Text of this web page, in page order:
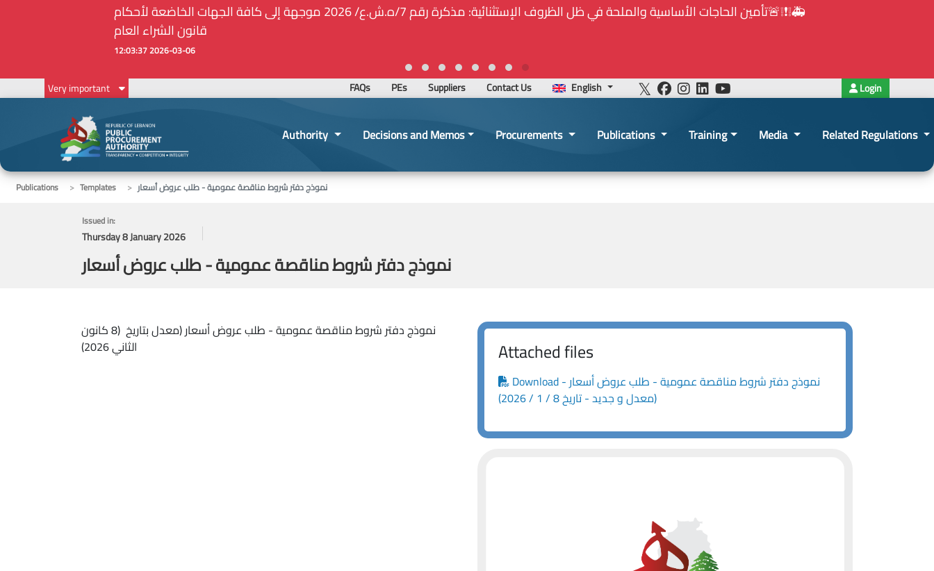
🚑❕❗❕🚨تأمين الحاجات الأساسية والملحة في ظل الظروف الإستثنائية: مذكرة رقم 7/ه.ش.ع/ 2026 موجهة إلى كافة الجهات الخاضعة لأحكام
قانون الشراء العام
2026-03-06 12:03:37
Very important FAQs PEs Suppliers Contact Us English Login
Authority Decisions and Memos Procurements Publications Training Media Related Regulations
Publications Templates نموذج دفتر شروط مناقصة عمومية - طلب عروض أسعار
Issued in:
Thursday 8 January 2026
نموذج دفتر شروط مناقصة عمومية - طلب عروض أسعار
نموذج دفتر شروط مناقصة عمومية - طلب عروض أسعار (معدل بتاريخ (8 كانون
الثاني 2026)
Attached files
Download - نموذج دفتر شروط مناقصة عمومية - طلب عروض أسعار
(معدل و جديد - تاريخ 8 / 1 / 2026)